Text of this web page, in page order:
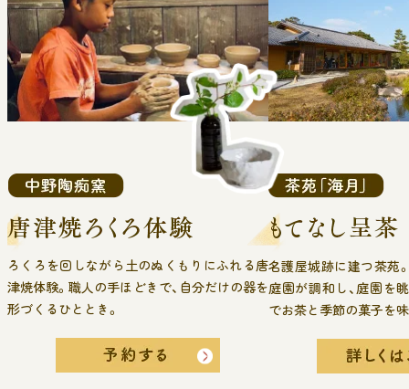
ろくろを回しながら土のぬくもりにふれる唐
津焼体験。職人の手ほどきで、自分だけの器を
形づくるひととき。
名護屋城跡に建つ茶苑
庭園が調和し、庭園を
でお茶と季節の菓子を